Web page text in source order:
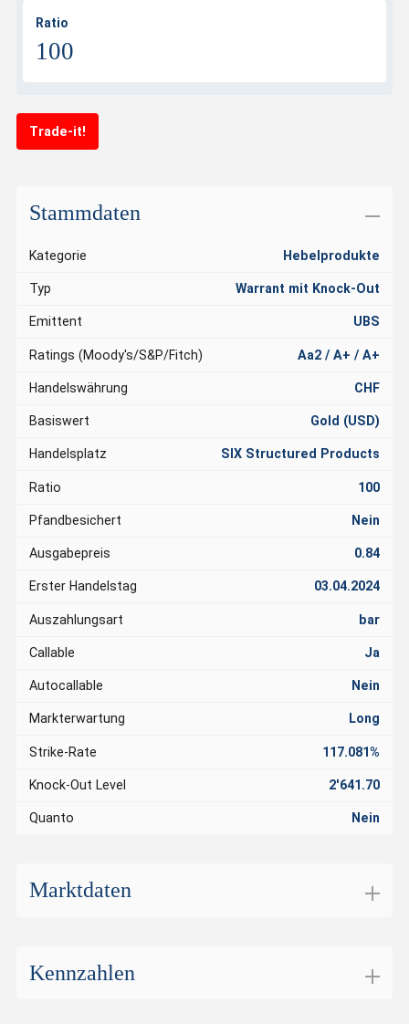
Ratio
100
Trade-it!
Stammdaten
Kategorie Hebelprodukte
Typ Warrant mit Knock-Out
Emittent UBS
Ratings (Moody's/S&P/Fitch) Aa2 / A+ / A+
Handelswährung CHF
Basiswert Gold (USD)
Handelsplatz SIX Structured Products
Ratio 100
Pfandbesichert Nein
Ausgabepreis 0.84
Erster Handelstag 03.04.2024
Auszahlungsart bar
Callable Ja
Autocallable Nein
Markterwartung Long
Strike-Rate 117.081%
Knock-Out Level 2'641.70
Quanto Nein
Marktdaten
Handelswährung
Kennzahlen